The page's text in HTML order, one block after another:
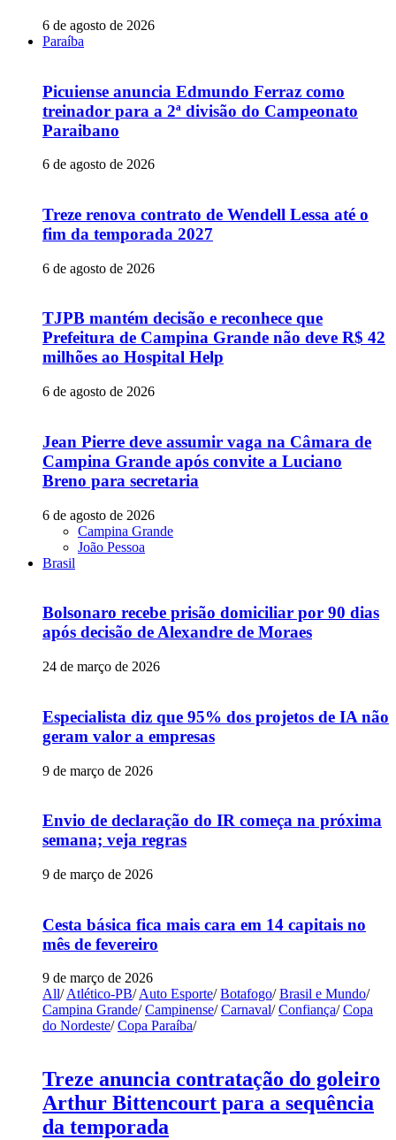
6 de agosto de 2026
Paraíba
Picuiense anuncia Edmundo Ferraz como
treinador para a 2ª divisão do Campeonato
Paraibano
6 de agosto de 2026
Treze renova contrato de Wendell Lessa até o
fim da temporada 2027
6 de agosto de 2026
TJPB mantém decisão e reconhece que
Prefeitura de Campina Grande não deve R$ 42
milhões ao Hospital Help
6 de agosto de 2026
Jean Pierre deve assumir vaga na Câmara de
Campina Grande após convite a Luciano
Breno para secretaria
6 de agosto de 2026
Campina Grande
João Pessoa
Brasil
Bolsonaro recebe prisão domiciliar por 90 dias
após decisão de Alexandre de Moraes
24 de março de 2026
Especialista diz que 95% dos projetos de IA não
geram valor a empresas
9 de março de 2026
Envio de declaração do IR começa na próxima
semana; veja regras
9 de março de 2026
Cesta básica fica mais cara em 14 capitais no
mês de fevereiro
9 de março de 2026
All/ Atlético-PB/ Auto Esporte/ Botafogo/ Brasil e Mundo/
Campina Grande/ Campinense/ Carnaval/ Confiança/ Copa
do Nordeste/ Copa Paraíba/
Treze anuncia contratação do goleiro
Arthur Bittencourt para a sequência
da temporada